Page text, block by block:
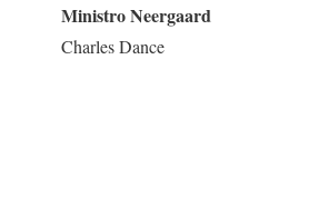
Ministro Neergaard
Charles Dance